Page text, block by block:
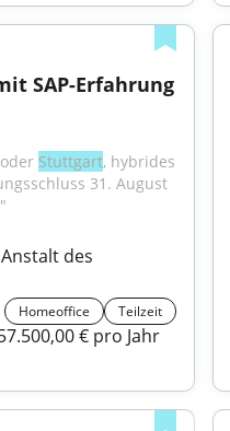
SAP-Erfahrung
Stuttgart, hybrides
31. August
des
Homeoffice Teilzeit
€ pro Jahr